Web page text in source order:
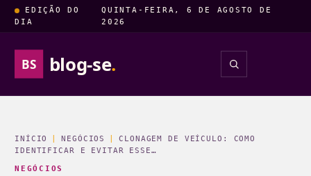
EDIÇÃO DO
DIA
QUINTA-FEIRA, 6 DE AGOSTO DE
2026
BS blog-se.
INÍCIO NEGÓCIOS
CLONAGEM DE VEÍCULO: COMO
IDENTIFICAR E EVITAR ESSE…
NEGÓCIOS